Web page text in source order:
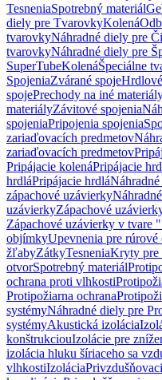
TesneniaSpotrebný materiál
diely pre TvarovkyKolená
tvarovkyNáhradné diely pre
tvarovkyNáhradné diely pre
SuperTubeKolenáŠpeciálne
SpojeniaZvárané spoje
spojePrechody na iné
materiályZávitové spojenia
spojeniaPripojenia spojenia
zariaďovacích predmetov
zariaďovacích predmetov
Pripájacie kolenáPripájacie
hrdláPripájacie hrdlá
zápachové uzávierky
uzávierkyZápachové
Zápachové uzávierky v tvare
objímkyUpevnenia pre
žľabyZátkyTesneniaKryty pre
otvorSpotrebný materiál
ochrana proti vlhkosti
Protipožiarna ochrana
systémyNáhradné diely pre
systémyAkustická izolácia
konštrukciouIzolácie pre
izolácia hluku šíriaceho sa
vlhkostiIzolácia